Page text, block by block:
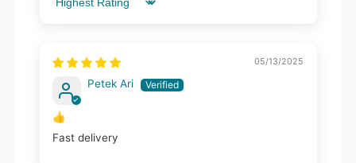
Sort by
05/13/2025
Petek Ari
👍
Fast delivery